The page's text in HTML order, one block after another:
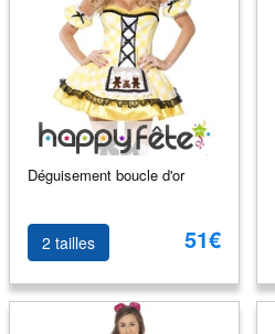
Déguisement boucle d'or
2 tailles 51€